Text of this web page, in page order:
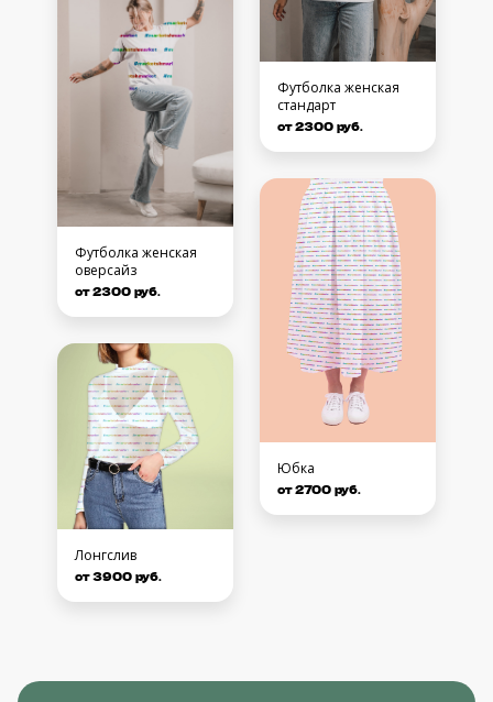
Футболка женская
оверсайз
от 2300 руб.
Лонгслив
от 3900 руб.
Футболка женская
стандарт
от 2300 руб.
Юбка
от 2700 руб.